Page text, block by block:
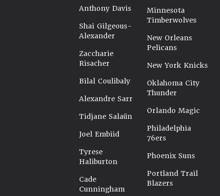
Anthony Davis
Shai Gilgeous-
Alexander
Zaccharie
Risacher
Bilal Coulibaly
Alexandre Sarr
Tidjane Salaün
Joel Embiid
Tyrese
Haliburton
Cade
Cunningham
Minnesota
Timberwolves
New Orleans
Pelicans
New York Knicks
Oklahoma City
Thunder
Orlando Magic
Philadelphia
76ers
Phoenix Suns
Portland Trail
Blazers